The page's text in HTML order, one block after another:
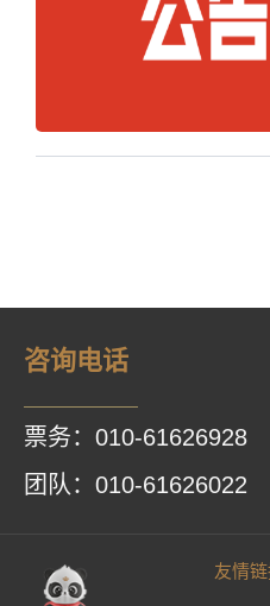
咨询电话
票务：010-61626928
团队：010-61626022
友情链